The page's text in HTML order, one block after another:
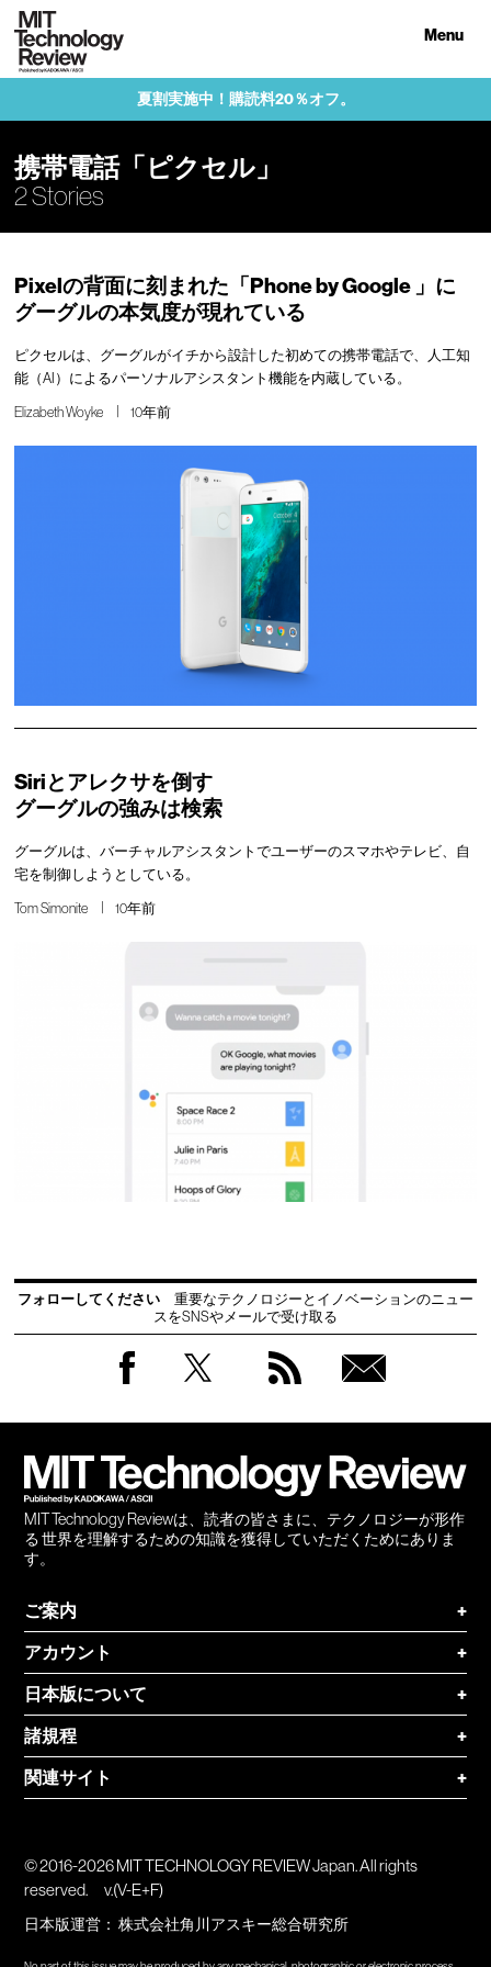
Menu
夏割実施中！購読料20％オフ。
携帯電話「ピクセル」
2 Stories
Pixelの背面に刻まれた「Phone by Google 」に
グーグルの本気度が現れている
ピクセルは、グーグルがイチから設計した初めての携帯電話で、人工知
能（AI）によるパーソナルアシスタント機能を内蔵している。
Elizabeth Woyke 10年前
Siriとアレクサを倒す
グーグルの強みは検索
グーグルは、バーチャルアシスタントでユーザーのスマホやテレビ、自
宅を制御しようとしている。
Tom Simonite 10年前
フォローしてください
重要なテクノロジーとイノベーションのニュー
スをSNSやメールで受け取る
MIT Technology Reviewは、読者の皆さまに、テクノロジーが形作
る 世界を理解するための知識を獲得していただくためにありま
す。
ご案内
+
アカウント
+
日本版について
+
諸規程
+
関連サイト
+
© 2016-2026 MIT TECHNOLOGY REVIEW Japan. All rights
reserved.
v.(V-E+F)
日本版運営：株式会社角川アスキー総合研究所